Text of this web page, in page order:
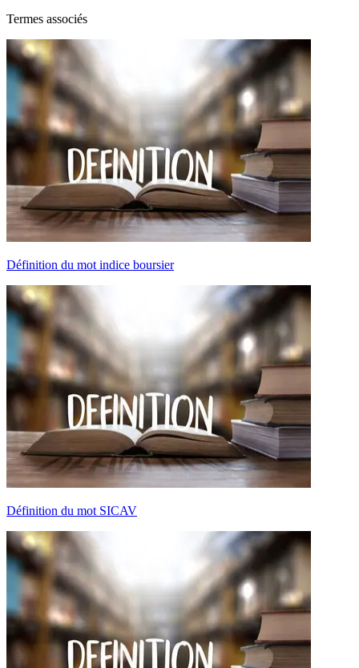
Termes associés
Définition du mot indice boursier
Définition du mot SICAV